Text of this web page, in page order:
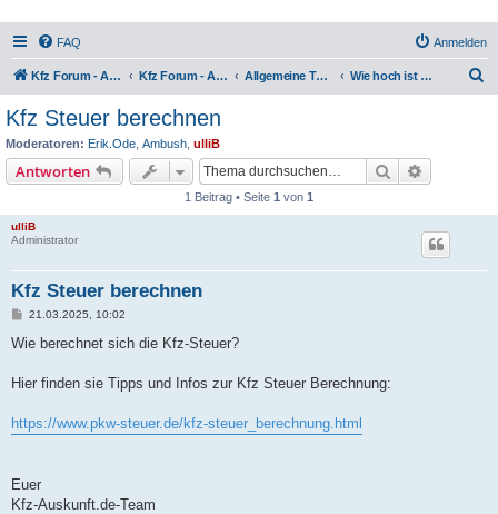
FAQ Anmelden
Kfz Forum - Auto, Motorrad und LKW Kfz Forum - Auto, Motorrad und LKW Allgemeine Themen rund ums Kfz Wie hoch ist die Steuer für mein Fahrzeug?
Kfz Steuer berechnen
Moderatoren: Erik.Ode Ambush ulliB
Antworten Suche
1 Beitrag • Seite 1 von 1
ulliB
Administrator
Kfz Steuer berechnen
B
i
a
21.03.2025, 10:02
Wie berechnet sich die Kfz-Steuer?
Hier finden sie Tipps und Infos zur Kfz Steuer Berechnung:
https://www.pkw-steuer.de/kfz-steuer_berechnung.html
Euer
Kfz-Auskunft.de-Team